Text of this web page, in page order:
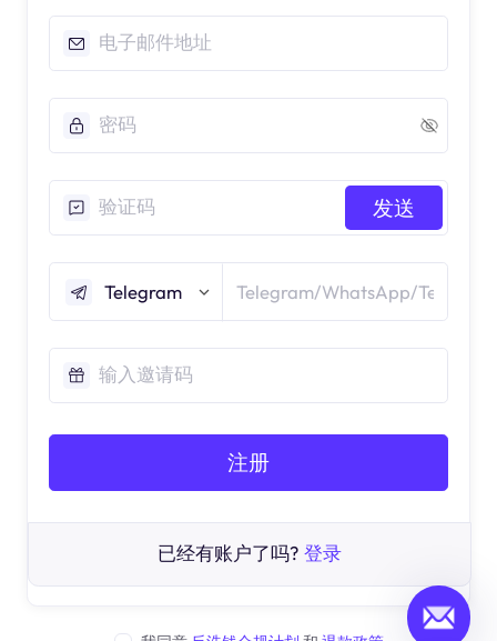
发送
Telegram
注册
已经有账户了吗? 登录